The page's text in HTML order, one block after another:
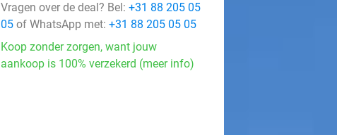
Vragen over de deal? Bel: +31 88 205 05
05 of WhatsApp met: +31 88 205 05 05
Koop zonder zorgen, want jouw
aankoop is 100% verzekerd (meer info)